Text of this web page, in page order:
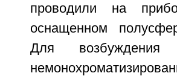
проводили на
оснащенном
Для возбуждения